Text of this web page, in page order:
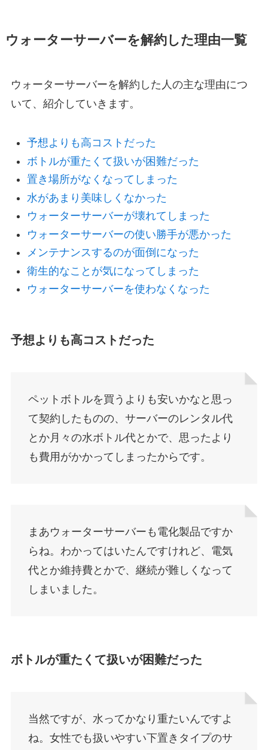
ウォーターサーバーを解約した理由一覧
ウォーターサーバーを解約した人の主な理由につ
いて、紹介していきます。
予想よりも高コストだった
ボトルが重たくて扱いが困難だった
置き場所がなくなってしまった
水があまり美味しくなかった
ウォーターサーバーが壊れてしまった
ウォーターサーバーの使い勝手が悪かった
メンテナンスするのが面倒になった
衛生的なことが気になってしまった
ウォーターサーバーを使わなくなった
予想よりも高コストだった
ペットボトルを買うよりも安いかなと思っ
て契約したものの、サーバーのレンタル代
とか月々の水ボトル代とかで、思ったより
も費用がかかってしまったからです。
まあウォーターサーバーも電化製品ですか
らね。わかってはいたんですけれど、電気
代とか維持費とかで、継続が難しくなって
しまいました。
ボトルが重たくて扱いが困難だった
当然ですが、水ってかなり重たいんですよ
ね。女性でも扱いやすい下置きタイプのサ